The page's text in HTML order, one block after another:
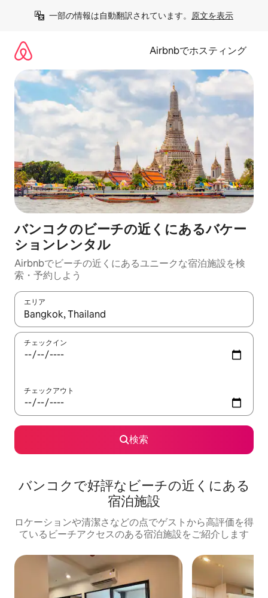
一部の情報は自動翻訳されています。 原文を表示
Airbnbでホスティング
バンコクのビーチの近くにあるバケー
ションレンタル
Airbnbでビーチの近くにあるユニークな宿泊施設を検
索・予約しよう
エリア
検索結果が表示されたら、上下の矢印キーを使って移動するか
チェックイン
チェックアウト
検索
バンコクで好評なビーチの近くにある
宿泊施設
ロケーションや清潔さなどの点でゲストから高評価を得
ているビーチアクセスのある宿泊施設をご紹介します